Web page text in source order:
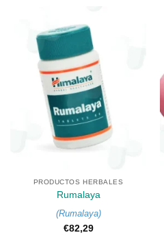
PRODUCTOS HERBALES
Rumalaya
(Rumalaya)
€82,29